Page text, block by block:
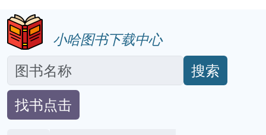
小哈图书下载中心
搜索
找书点击